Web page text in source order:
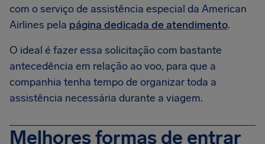
com o serviço de assistência especial da American
Airlines pela página dedicada de atendimento.
O ideal é fazer essa solicitação com bastante
antecedência em relação ao voo, para que a
companhia tenha tempo de organizar toda a
assistência necessária durante a viagem.
Melhores formas de entrar